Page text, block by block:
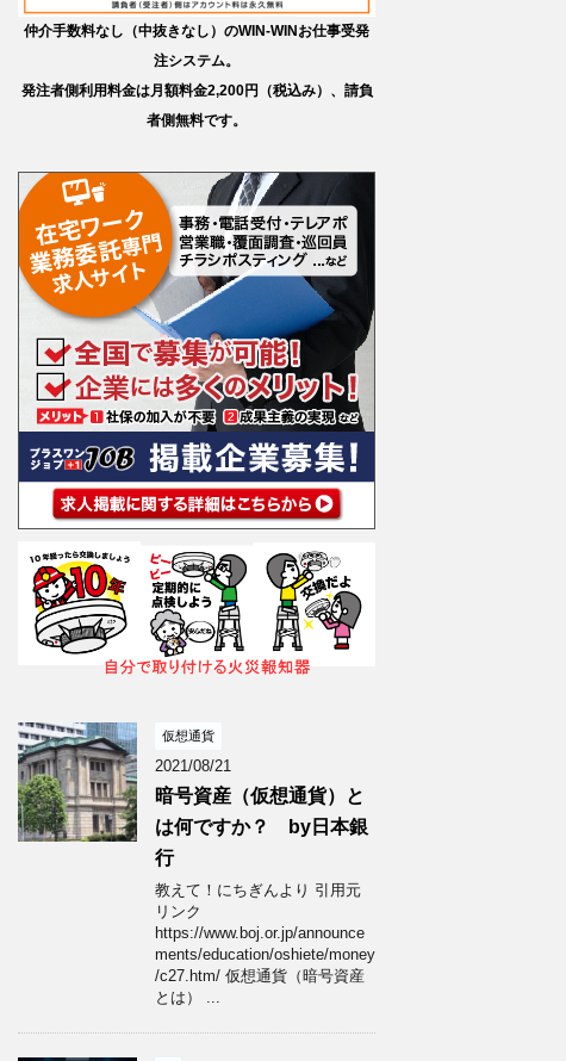
仲介手数料なし（中抜きなし）のWIN-WINお仕事受発
注システム。
発注者側利用料金は月額料金2,200円（税込み）、請負
者側無料です。
仮想通貨
2021/08/21
暗号資産（仮想通貨）と
は何ですか？ by日本銀
行
教えて！にちぎんより 引用元
リンク
https://www.boj.or.jp/announce
ments/education/oshiete/money
/c27.htm/ 仮想通貨（暗号資産
とは） ...